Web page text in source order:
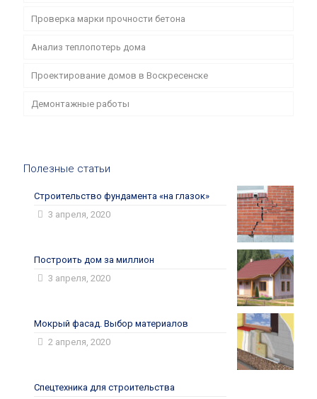
Проверка марки прочности бетона
Анализ теплопотерь дома
Проектирование домов в Воскресенске
Демонтажные работы
Полезные статьи
Строительство фундамента «на глазок»
3 апреля, 2020
Построить дом за миллион
3 апреля, 2020
Мокрый фасад. Выбор материалов
2 апреля, 2020
Спецтехника для строительства